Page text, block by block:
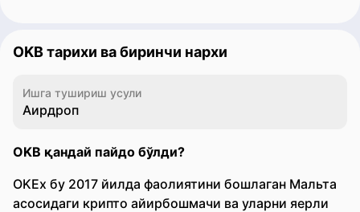
OKB тарихи ва биринчи нархи
Ишга тушириш усули
Аирдроп
OKB қандай пайдо бўлди?
OKEx бу 2017 йилда фаолиятини бошлаган Мальта
асосидаги крипто айирбошмачи ва уларни яерли